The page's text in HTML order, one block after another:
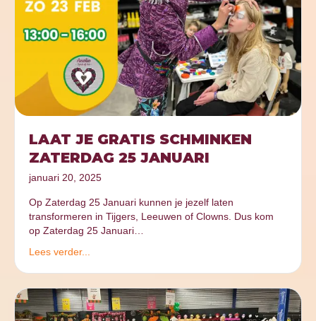
LAAT JE GRATIS SCHMINKEN
ZATERDAG 25 JANUARI
januari 20, 2025
Op Zaterdag 25 Januari kunnen je jezelf laten
transformeren in Tijgers, Leeuwen of Clowns. Dus kom
op Zaterdag 25 Januari…
Lees verder...